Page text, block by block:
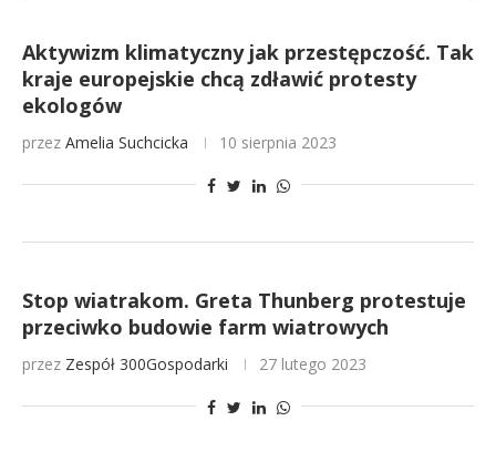
Aktywizm klimatyczny jak przestępczość. Tak
kraje europejskie chcą zdławić protesty
ekologów
przez Amelia Suchcicka 10 sierpnia 2023
Stop wiatrakom. Greta Thunberg protestuje
przeciwko budowie farm wiatrowych
przez Zespół 300Gospodarki 27 lutego 2023